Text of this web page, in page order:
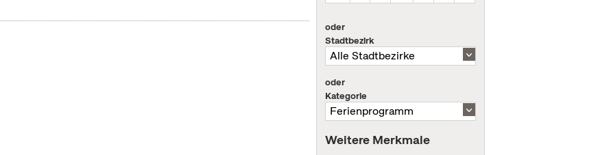
oder
Stadtbezirk
oder
Kategorie
Weitere Merkmale